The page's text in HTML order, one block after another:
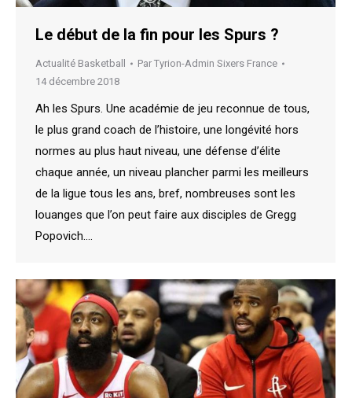
Le début de la fin pour les Spurs ?
Actualité Basketball Par Tyrion-Admin Sixers France
14 décembre 2018
Ah les Spurs. Une académie de jeu reconnue de tous,
le plus grand coach de l’histoire, une longévité hors
normes au plus haut niveau, une défense d’élite
chaque année, un niveau plancher parmi les meilleurs
de la ligue tous les ans, bref, nombreuses sont les
louanges que l’on peut faire aux disciples de Gregg
Popovich.…